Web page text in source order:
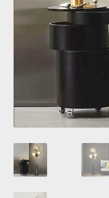
Купити люстру в
Розрахунок та
Усi люстри